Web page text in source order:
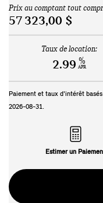
Prix au comptant tout
57 323,00 $
Taux de location:
2.99 %
APR
Paiement et taux d'intérêt
2026-08-31.
Estimer un